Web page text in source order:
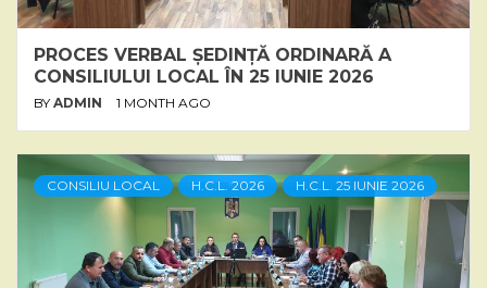
PROCES VERBAL ȘEDINȚĂ ORDINARĂ A
CONSILIULUI LOCAL ÎN 25 IUNIE 2026
BY ADMIN 1 MONTH AGO
CONSILIU LOCAL H.C.L. 2026 H.C.L. 25 IUNIE 2026